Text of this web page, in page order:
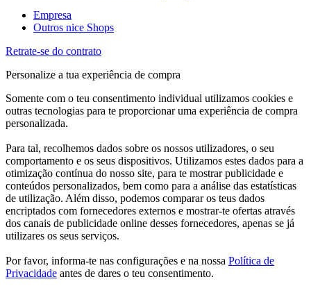
Empresa
Outros nice Shops
Retrate-se do contrato
Personalize a tua experiência de compra
Somente com o teu consentimento individual utilizamos cookies e
outras tecnologias para te proporcionar uma experiência de compra
personalizada.
Para tal, recolhemos dados sobre os nossos utilizadores, o seu
comportamento e os seus dispositivos. Utilizamos estes dados para a
otimização contínua do nosso site, para te mostrar publicidade e
conteúdos personalizados, bem como para a análise das estatísticas
de utilização. Além disso, podemos comparar os teus dados
encriptados com fornecedores externos e mostrar-te ofertas através
dos canais de publicidade online desses fornecedores, apenas se já
utilizares os seus serviços.
Por favor, informa-te nas configurações e na nossa Política de
Privacidade antes de dares o teu consentimento.